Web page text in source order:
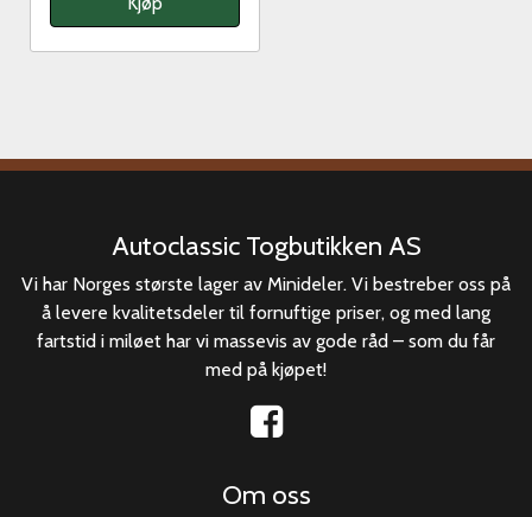
Autoclassic Togbutikken AS
Vi har Norges største lager av Minideler. Vi bestreber oss på
å levere kvalitetsdeler til fornuftige priser, og med lang
fartstid i miløet har vi massevis av gode råd – som du får
med på kjøpet!
Om oss